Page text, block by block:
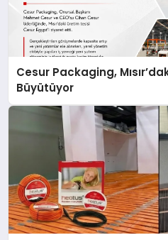
Cesur Packaging,
Büyütüyor